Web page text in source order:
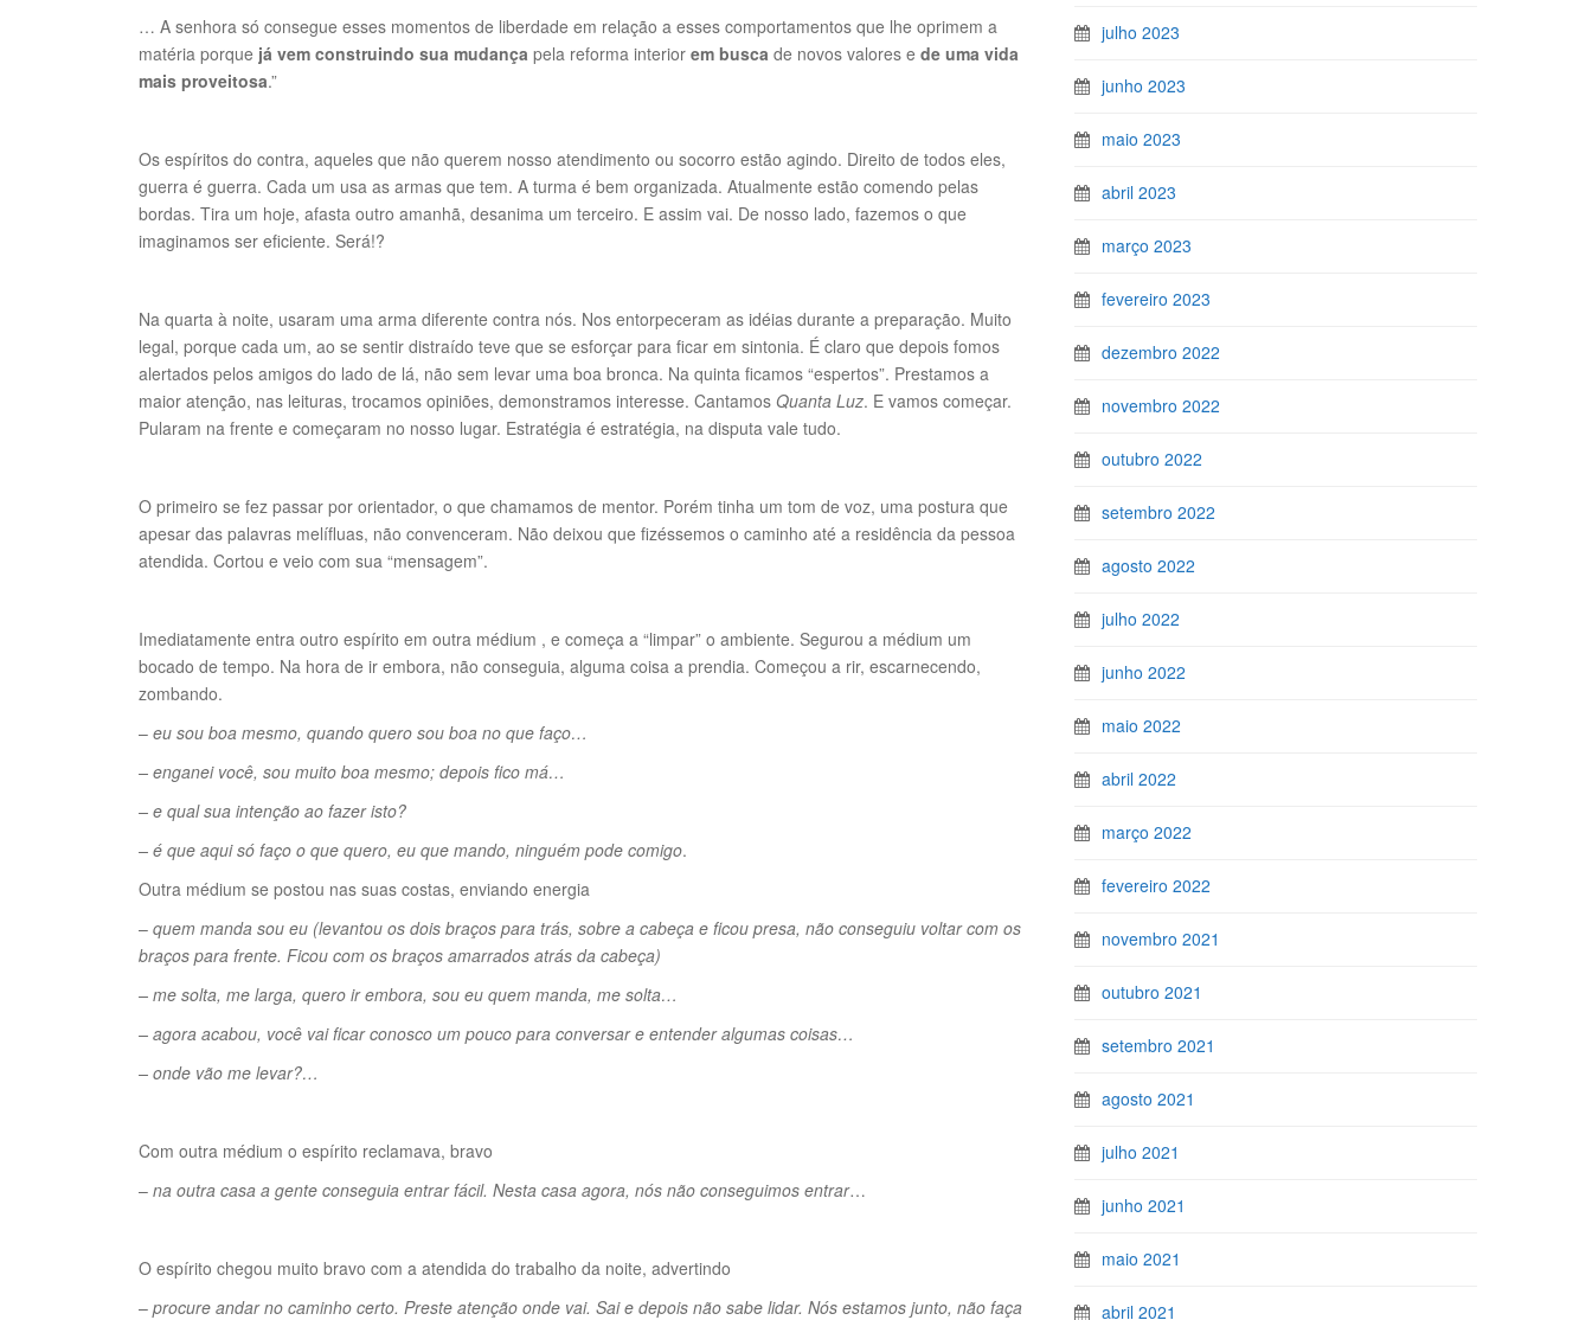
… A senhora só consegue esses momentos de liberdade em relação a esses comportamentos que lhe oprimem a
matéria porque já vem construindo sua mudança pela reforma interior em busca de novos valores e de uma vida
mais proveitosa.”
Os espíritos do contra, aqueles que não querem nosso atendimento ou socorro estão agindo. Direito de todos eles,
guerra é guerra. Cada um usa as armas que tem. A turma é bem organizada. Atualmente estão comendo pelas
bordas. Tira um hoje, afasta outro amanhã, desanima um terceiro. E assim vai. De nosso lado, fazemos o que
imaginamos ser eficiente. Será!?
Na quarta à noite, usaram uma arma diferente contra nós. Nos entorpeceram as idéias durante a preparação. Muito
legal, porque cada um, ao se sentir distraído teve que se esforçar para ficar em sintonia. É claro que depois fomos
alertados pelos amigos do lado de lá, não sem levar uma boa bronca. Na quinta ficamos “espertos”. Prestamos a
maior atenção, nas leituras, trocamos opiniões, demonstramos interesse. Cantamos Quanta Luz. E vamos começar.
Pularam na frente e começaram no nosso lugar. Estratégia é estratégia, na disputa vale tudo.
O primeiro se fez passar por orientador, o que chamamos de mentor. Porém tinha um tom de voz, uma postura que
apesar das palavras melífluas, não convenceram. Não deixou que fizéssemos o caminho até a residência da pessoa
atendida. Cortou e veio com sua “mensagem”.
Imediatamente entra outro espírito em outra médium , e começa a “limpar” o ambiente. Segurou a médium um
bocado de tempo. Na hora de ir embora, não conseguia, alguma coisa a prendia. Começou a rir, escarnecendo,
zombando.
– eu sou boa mesmo, quando quero sou boa no que faço…
– enganei você, sou muito boa mesmo; depois fico má…
– e qual sua intenção ao fazer isto?
– é que aqui só faço o que quero, eu que mando, ninguém pode comigo.
Outra médium se postou nas suas costas, enviando energia
– quem manda sou eu (levantou os dois braços para trás, sobre a cabeça e ficou presa, não conseguiu voltar com os
braços para frente. Ficou com os braços amarrados atrás da cabeça)
– me solta, me larga, quero ir embora, sou eu quem manda, me solta…
– agora acabou, você vai ficar conosco um pouco para conversar e entender algumas coisas…
– onde vão me levar?…
Com outra médium o espírito reclamava, bravo
– na outra casa a gente conseguia entrar fácil. Nesta casa agora, nós não conseguimos entrar…
O espírito chegou muito bravo com a atendida do trabalho da noite, advertindo
– procure andar no caminho certo. Preste atenção onde vai. Sai e depois não sabe lidar. Nós estamos junto, não faça
julho 2023
junho 2023
maio 2023
abril 2023
março 2023
fevereiro 2023
dezembro 2022
novembro 2022
outubro 2022
setembro 2022
agosto 2022
julho 2022
junho 2022
maio 2022
abril 2022
março 2022
fevereiro 2022
novembro 2021
outubro 2021
setembro 2021
agosto 2021
julho 2021
junho 2021
maio 2021
abril 2021